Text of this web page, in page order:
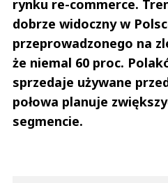
rynku re-commerce.
dobrze widoczny w
przeprowadzonego na
że niemal 60 proc.
sprzedaje używane
połowa planuje
segmencie.